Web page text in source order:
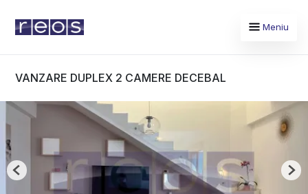
Meniu
VANZARE DUPLEX 2 CAMERE DECEBAL
Previous